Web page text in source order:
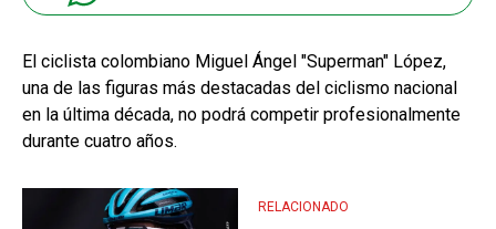
El ciclista colombiano Miguel Ángel "Superman" López,
una de las figuras más destacadas del ciclismo nacional
en la última década, no podrá competir profesionalmente
durante cuatro años.
RELACIONADO